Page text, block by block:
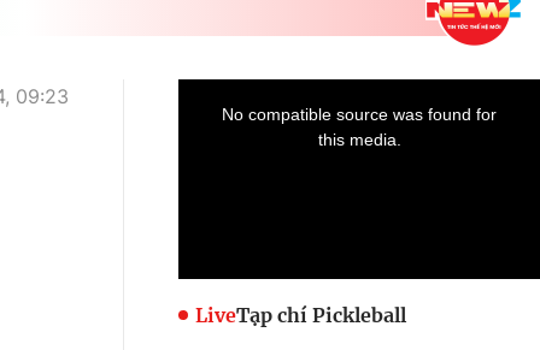
Multimedia
Multiform
Doanh nhân Sài
Gòn
09:23
LiveTạp chí Pickleball